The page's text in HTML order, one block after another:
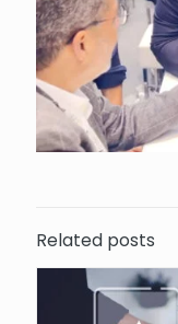
Related posts